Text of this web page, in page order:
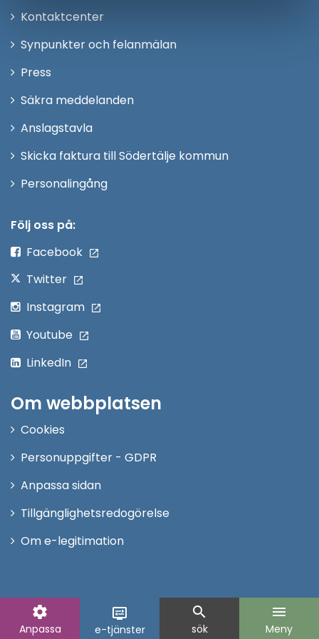
settings
Anpassa
display_settings
e-tjänster
search
sök
menu
Meny
KontaktcenterÖppna
Synpunkter och felanmälan
Press
fönster
Säkra meddelanden
Anslagstavla
Skicka faktura till Södertälje kommun
PersonalingångÖppna
Följ oss på:
Facebook
Twitter
Instagram
Youtube
LinkedIn
Om webbplatsen
Cookies
Personuppgifter - GDPR
Anpassa sidan
Tillgänglighetsredogörelse
Om e-legitimation